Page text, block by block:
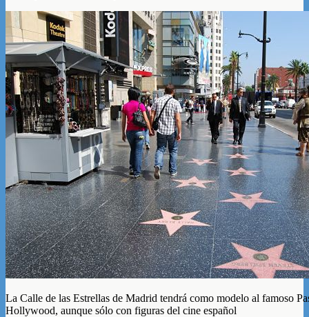
La Calle de las Estrellas de Madrid tendrá como modelo al famoso
Hollywood, aunque sólo con figuras del cine español